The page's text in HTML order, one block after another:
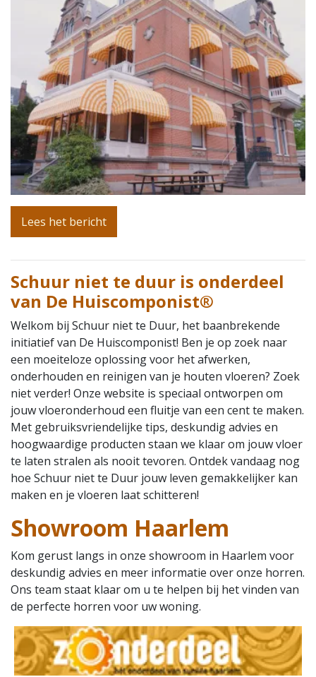
Lees het bericht
Schuur niet te duur is onderdeel
van De Huiscomponist®
Welkom bij Schuur niet te Duur, het baanbrekende
initiatief van De Huiscomponist! Ben je op zoek naar
een moeiteloze oplossing voor het afwerken,
onderhouden en reinigen van je houten vloeren? Zoek
niet verder! Onze website is speciaal ontworpen om
jouw vloeronderhoud een fluitje van een cent te maken.
Met gebruiksvriendelijke tips, deskundig advies en
hoogwaardige producten staan we klaar om jouw vloer
te laten stralen als nooit tevoren. Ontdek vandaag nog
hoe Schuur niet te Duur jouw leven gemakkelijker kan
maken en je vloeren laat schitteren!
Showroom Haarlem
Kom gerust langs in onze showroom in Haarlem voor
deskundig advies en meer informatie over onze horren.
Ons team staat klaar om u te helpen bij het vinden van
de perfecte horren voor uw woning.